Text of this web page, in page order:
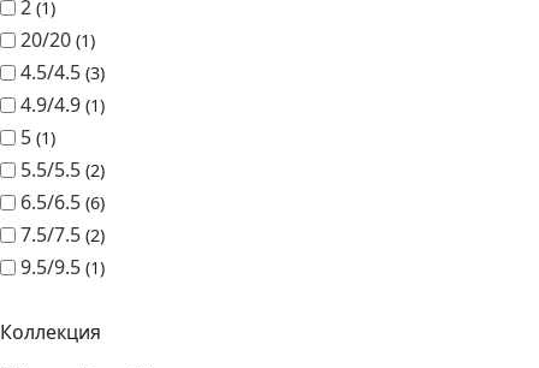
5 1
5.5/5.5 2
6.5/6.5 6
7.5/7.5 2
9.5/9.5
Коллекция
Алтен Брик
Бергамо брик
Бремен Брик